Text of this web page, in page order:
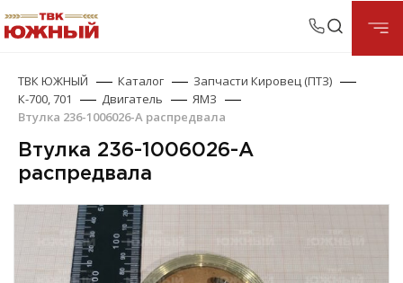
ТВК ЮЖНЫЙ Каталог
Запчасти Кировец (ПТЗ)
К-700, 701
Двигатель
ЯМЗ
Втулка 236-1006026-А распредвала
Втулка 236-1006026-А
распредвала